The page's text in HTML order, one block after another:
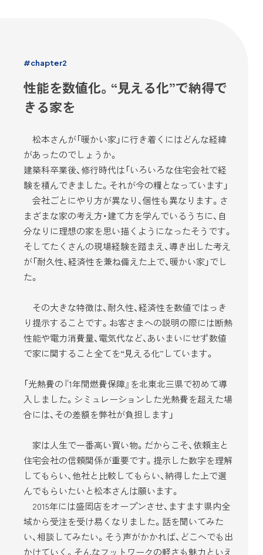
#chapter2
性能を数値化。“見える化”で納得で
きる家を
松本さんが「暖かい家」に行き着くにはどんな経緯
があったのでしょうか。
建築科卒業後、修行時代は「いろいろな住宅会社で経
験を積んできました。それが今の糧となっています」
会社ごとにやり方が異なり、個性も異なります。さ
まざまな家の考え方・建て方を学んでいるうちに、自
分なりに理想の家を思い描くようになったそうです。
そしてたくさんの現場経験を踏まえ、導き出した考え
が「耐久性、経済性を兼ね備えた上で、暖かい家」でし
た。
その大きな特徴は、耐久性、経済性を数値ではっき
り提示することです。お客さまへの説明の際には断熱
性能や電力消費量、電気代など、あいまいにせず数値
で家に関すること全てを“見える化”しています。
「光熱費の『1年間燃費保障』を北東北三県で初めて導
入しました。シミュレーションした光熱費を超えた場
合には、その差額を弊社が負担します」
家は人生で一番高い買い物。だからこそ、依頼主と
住宅会社の信頼関係が重要です。提示した数字を理解
してもらい、他社と比較してもらい、納得した上で選
んでもらいたいと松本さんは願います。
2015年には盛岡店をオープンさせ、ますます県内全
域から受注を受け易くなりました。話を聞いてみた
い、相談してみたい。そう声がかかれば、どこへでも出
かけていく。そんなフットワークの軽さも魅力といえ